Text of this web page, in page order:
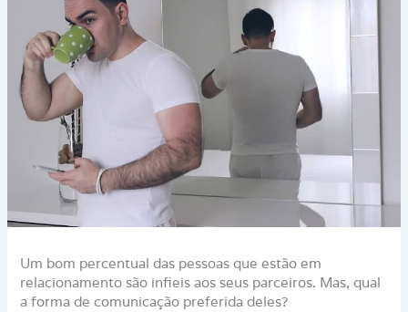
Um bom percentual das pessoas que estão em
relacionamento são infieis aos seus parceiros. Mas, qual
a forma de comunicação preferida deles?